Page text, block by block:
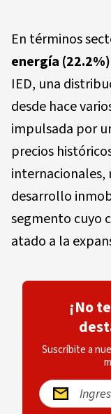
En términos
energía (22.2%)
IED, una
desde hace
impulsada por
precios
internacionales,
desarrollo
segmento cuyo
atado a la
¡No
Suscríbite a